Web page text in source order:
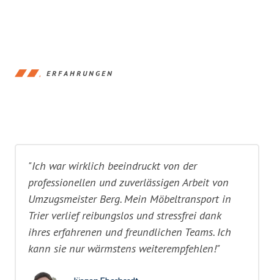
ERFAHRUNGEN
"Ich war wirklich beeindruckt von der
professionellen und zuverlässigen Arbeit von
Umzugsmeister Berg. Mein Möbeltransport in
Trier verlief reibungslos und stressfrei dank
ihres erfahrenen und freundlichen Teams. Ich
kann sie nur wärmstens weiterempfehlen!"